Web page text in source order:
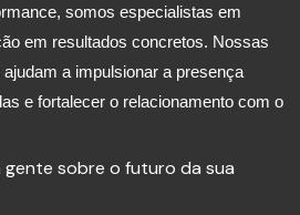
somos especialistas em
em resultados concretos. Nossas
a impulsionar a presença
e fortalecer o relacionamento com o
sobre o futuro da sua